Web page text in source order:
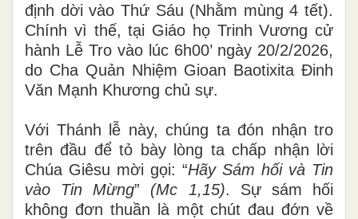
định dời vào Thứ Sáu (Nhằm mùng 4 tết).
Chính vì thế, tại Giáo họ Trinh Vương cử
hành Lễ Tro vào lúc 6h00’ ngày 20/2/2026,
do Cha Quản Nhiệm Gioan Baotixita Đinh
Văn Mạnh Khương chủ sự.
Với Thánh lễ này, chúng ta đón nhận tro
trên đầu để tỏ bày lòng ta chấp nhận lời
Chúa Giêsu mời gọi: “Hãy Sám hối và Tin
vào Tin Mừng” (Mc 1,15). Sự sám hối
không đơn thuần là một chút đau đớn về